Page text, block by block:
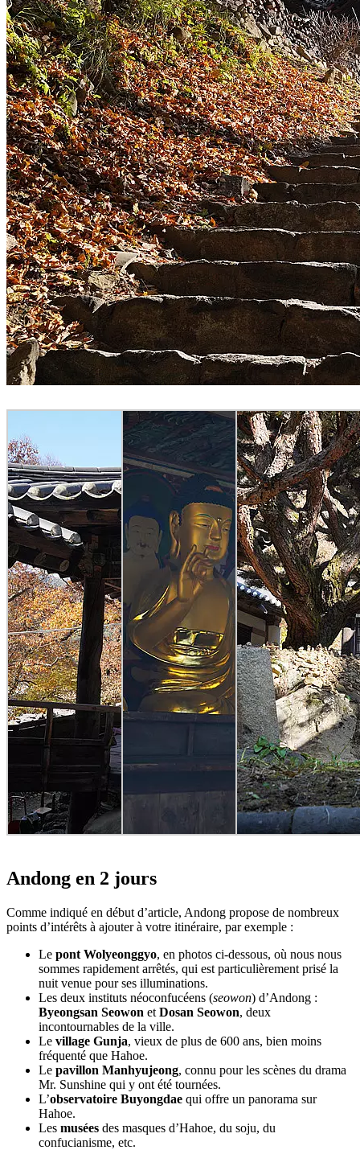
Andong en 2 jours
Comme indiqué en début d’article, Andong propose de nombreux
points d’intérêts à ajouter à votre itinéraire, par exemple :
Le pont Wolyeonggyo, en photos ci-dessous, où nous nous
sommes rapidement arrêtés, qui est particulièrement prisé la
nuit venue pour ses illuminations.
Les deux instituts néoconfucéens (seowon) d’Andong :
Byeongsan Seowon et Dosan Seowon, deux
incontournables de la ville.
Le village Gunja, vieux de plus de 600 ans, bien moins
fréquenté que Hahoe.
Le pavillon Manhyujeong, connu pour les scènes du drama
Mr. Sunshine qui y ont été tournées.
L’observatoire Buyongdae qui offre un panorama sur
Hahoe.
Les musées des masques d’Hahoe, du soju, du
confucianisme, etc.